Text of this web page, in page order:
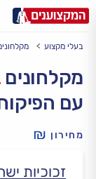
עירעיר: תל אביב,
בעלי מקצוע
מקלחונים
עם
מחירון
זכוכיות